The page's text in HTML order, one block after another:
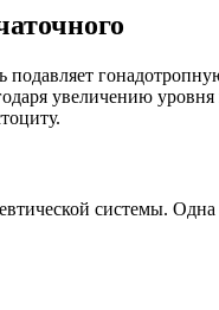
подавляет
увеличению уровня
системы.